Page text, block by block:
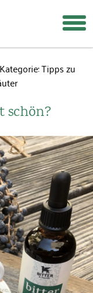
Kategorie:Tipps zu
schön?